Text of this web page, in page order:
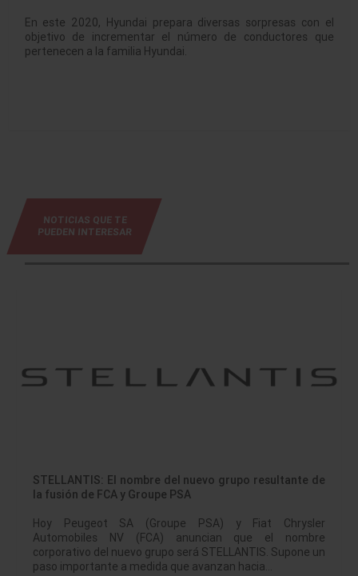
En este 2020, Hyundai prepara diversas sorpresas con el
objetivo de incrementar el número de conductores que
pertenecen a la familia Hyundai.
NOTICIAS QUE TE
PUEDEN INTERESAR
STELLANTIS: El nombre del nuevo grupo resultante de
la fusión de FCA y Groupe PSA
Hoy Peugeot SA (Groupe PSA) y Fiat Chrysler
Automobiles NV (FCA) anuncian que el nombre
corporativo del nuevo grupo será STELLANTIS. Supone un
paso importante a medida que avanzan hacia…